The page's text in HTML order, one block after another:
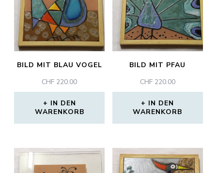
BILD MIT BLAU VOGEL
CHF 220.00
IN DEN
WARENKORB
BILD MIT PFAU
CHF220.00
IN DEN
WARENKORB